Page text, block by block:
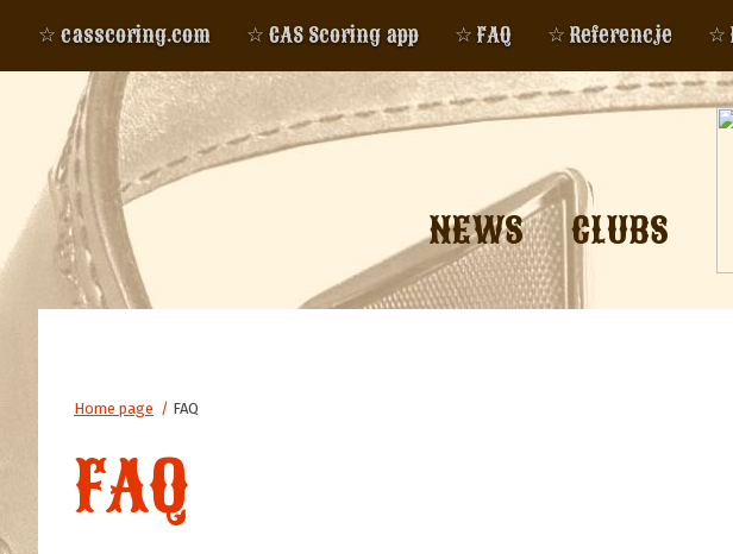
☆ casscoring.com ☆ CAS Scoring app ☆ FAQ ☆ Referencje ☆
CLUBS
NEWS
Home page / FAQ
FAQ